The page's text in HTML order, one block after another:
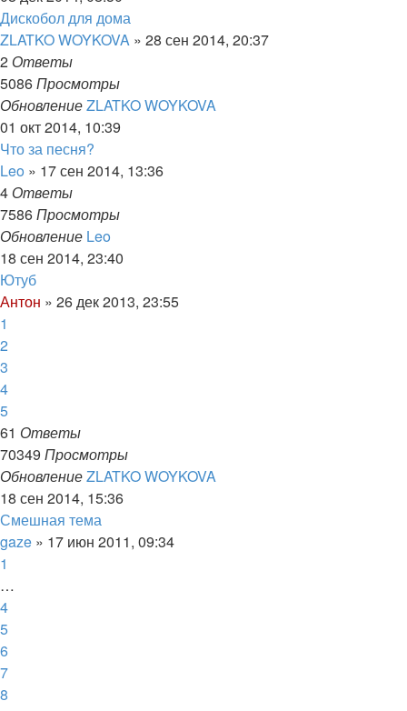
Дискобол для дома
ZLATKO WOYKOVA » 28 сен 2014, 20:37
2 Ответы
5086Просмотры
ОбновлениеZLATKO WOYKOVA
01 окт 2014, 10:39
Что за песня?
Leo » 17 сен 2014, 13:36
4 Ответы
7586Просмотры
Обновление Leo
18 сен 2014, 23:40
Ютуб
Антон » 26 дек 2013, 23:55
1
2
3
4
5
61 Ответы
70349 Просмотры
ОбновлениеZLATKO WOYKOVA
18 сен 2014, 15:36
Смешная тема
gaze » 17 июн 2011, 09:34
1
…
4
5
6
7
8